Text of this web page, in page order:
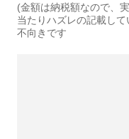
(金額は納税額なので、
当たりハズレの記載し
不向きです